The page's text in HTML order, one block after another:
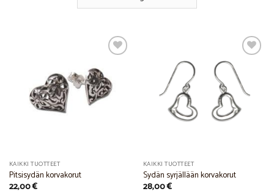
Add to
Wishlist
KAIKKI TUOTTEET
Pitsisydän korvakorut
22,00€
Add to
Wishlist
KAIKKI TUOTTEET
Sydän syrjällään korvakorut
28,00€